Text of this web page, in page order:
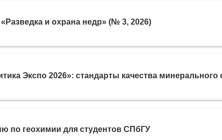
и охрана недр» (№ 3, 2026)
Экспо 2026»: стандарты качества минерального
по геохимии для студентов СПбГУ